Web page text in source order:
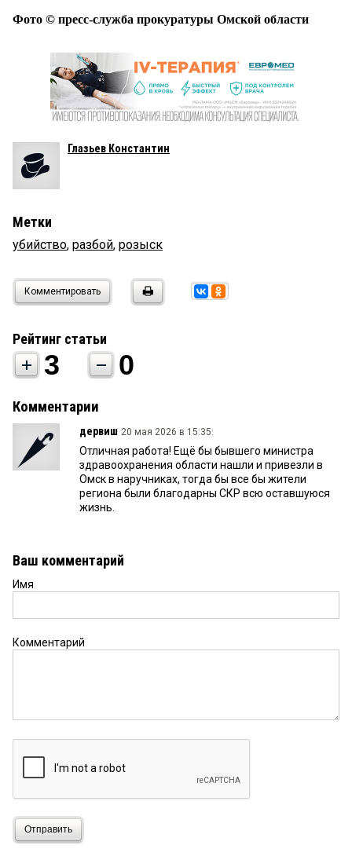
Фото © пресс-служба прокуратуры Омской области
Глазьев Константин
Метки
убийство, разбой, розыск
Комментировать
Рейтинг статьи
3 0
Комментарии
дервиш 20 мая 2026 в 15:35:
Отличная работа! Ещё бы бывшего министра
здравоохранения области нашли и привезли в
Омск в наручниках, тогда бы все бы жители
региона были благодарны СКР всю оставшуюся
жизнь.
Ваш комментарий
Имя
Комментарий
Отправить